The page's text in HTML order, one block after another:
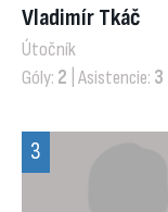
Vladimír Tkáč
Útočník
Góly: 2 | Asistencie: 3
3